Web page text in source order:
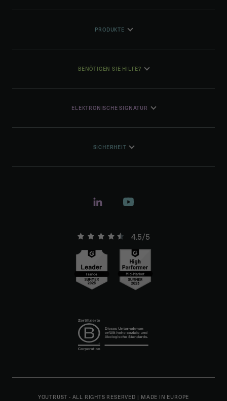
PRODUKTE
BENÖTIGEN SIE HILFE?
ELEKTRONISCHE SIGNATUR
SICHERHEIT
4.5/5
YOUTRUST - ALL RIGHTS RESERVED | MADE IN EUROPE